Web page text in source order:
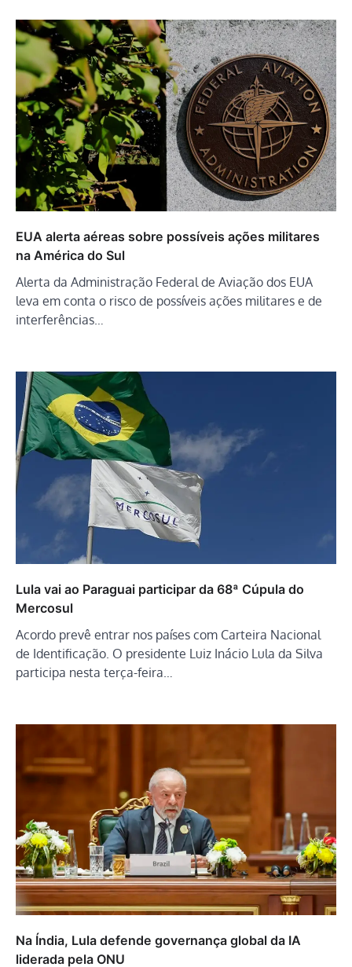
EUA alerta aéreas sobre possíveis ações militares
na América do Sul
Alerta da Administração Federal de Aviação dos EUA
leva em conta o risco de possíveis ações militares e de
interferências…
Lula vai ao Paraguai participar da 68ª Cúpula do
Mercosul
Acordo prevê entrar nos países com Carteira Nacional
de Identificação. O presidente Luiz Inácio Lula da Silva
participa nesta terça-feira…
Na Índia, Lula defende governança global da IA
liderada pela ONU